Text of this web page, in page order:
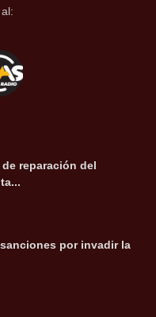
de reparación del
por invadir la